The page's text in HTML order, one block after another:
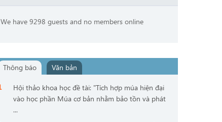
We have 9298 guests and no members online
Thông báo Văn bản
Hội thảo khoa học đề tài: "Tích hợp múa hiện đại
vào học phần Múa cơ bản nhằm bảo tồn và phát
...